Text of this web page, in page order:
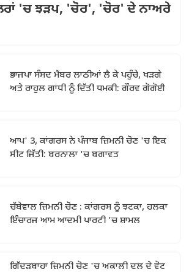
'ਚ ਝੜਪ, 'ਚੋਰ', 'ਚੋਰ' ਦੇ ਨਾਅਰੇ
ਭਾਜਪਾ ਸੰਸਦ ਮੈਂਬਰ ਲਾਠੀਆਂ ਲੈ ਕੇ ਪਹੁੰਚੇ, ਖੜਗੇ
ਅਤੇ ਰਾਹੁਲ ਗਾਂਧੀ ਨੂੰ ਦਿੱਤੀ ਧਮਕੀ: ਗੌਰਵ ਗੋਗੋਈ
ਆਪ' 3, ਕਾਂਗਰਸ ਨੇ ਪੰਜਾਬ ਜ਼ਿਮਨੀ ਚੋਣ 'ਚ ਇਕ
ਸੀਟ ਜਿੱਤੀ: ਬਰਨਾਲਾ 'ਚ ਬਗਾਵਤ
ਚੱਬੇਵਾਲ ਜ਼ਿਮਨੀ ਚੋਣ : ਕਾਂਗਰਸ ਨੂੰ ਝਟਕਾ, ਹਲਕਾ
ਇੰਚਾਰਜ ਆਮ ਆਦਮੀ ਪਾਰਟੀ 'ਚ ਸ਼ਾਮਲ
ਗਿੱਦੜਬਾਹਾ ਜ਼ਿਮਨੀ ਚੋਣ 'ਚ ਅਕਾਲੀ ਦਲ ਦੇ ਵੋਟ